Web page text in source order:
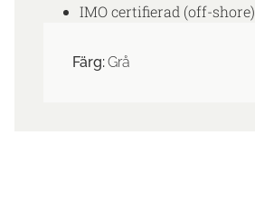
IMO certifierad (off-shore)
Färg:Grå